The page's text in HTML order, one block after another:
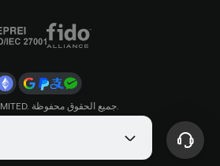
© 2019–الحاضر ONEKEY LIMITED. جميع الحقوق محفوظة.